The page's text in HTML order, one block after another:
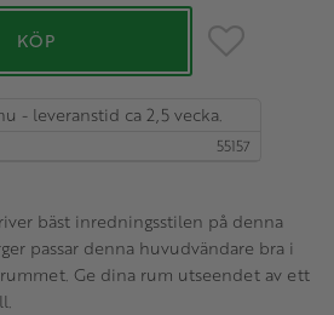
KÖP Lägg till i
- leveranstid ca 2,5 vecka.
55157
bäst inredningsstilen på denna
passar denna huvudvändare bra i
Ge dina rum utseendet av ett